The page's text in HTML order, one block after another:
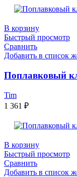
В корзину
Быстрый просмотр
Сравнить
Добавить в список
Поплавковый
Tim
1 361 ₽
В корзину
Быстрый просмотр
Сравнить
Добавить в список